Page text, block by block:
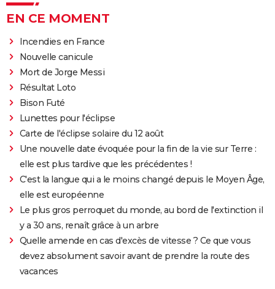
EN CE MOMENT
Incendies en France
Nouvelle canicule
Mort de Jorge Messi
Résultat Loto
Bison Futé
Lunettes pour l'éclipse
Carte de l'éclipse solaire du 12 août
Une nouvelle date évoquée pour la fin de la vie sur Terre :
elle est plus tardive que les précédentes !
C'est la langue qui a le moins changé depuis le Moyen Âge,
elle est européenne
Le plus gros perroquet du monde, au bord de l'extinction il
y a 30 ans, renaît grâce à un arbre
Quelle amende en cas d'excès de vitesse ? Ce que vous
devez absolument savoir avant de prendre la route des
vacances